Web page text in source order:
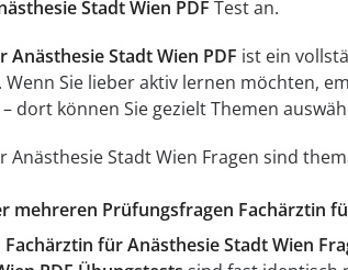
Stadt Wien PDF Test an.
Stadt Wien PDF ist ein
Sie lieber aktiv lernen möchten,
dort können Sie gezielt Themen
Stadt Wien Fragen sind
mehreren Prüfungsfragen Fachärztin
für Anästhesie Stadt Wien